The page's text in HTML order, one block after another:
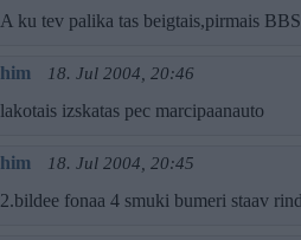
A ku tev palika tas beigtais,pirmais
him 18. Jul 2004, 20:46
lakotais izskatas pec marcipaanauto
him 18. Jul 2004, 20:45
2.bildee fonaa 4 smuki bumeri staav